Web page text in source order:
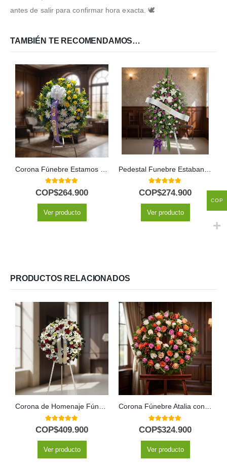
antes de salir para confirmar hora exacta. 🕊️
TAMBIÉN TE RECOMENDAMOS…
5.00out of 5
COP$264.900
Ver producto
5.00out of 5
COP$274.900
Ver producto
PRODUCTOS RELACIONADOS
Corona de Homenaje Fúnebre Ararat 🕊️
5.00out of 5
COP$409.900
Ver producto
Corona Fúnebre Atalia con Rosas Blancas para Condolencias 🕊️
5.00out of 5
COP$324.900
Ver producto
COP